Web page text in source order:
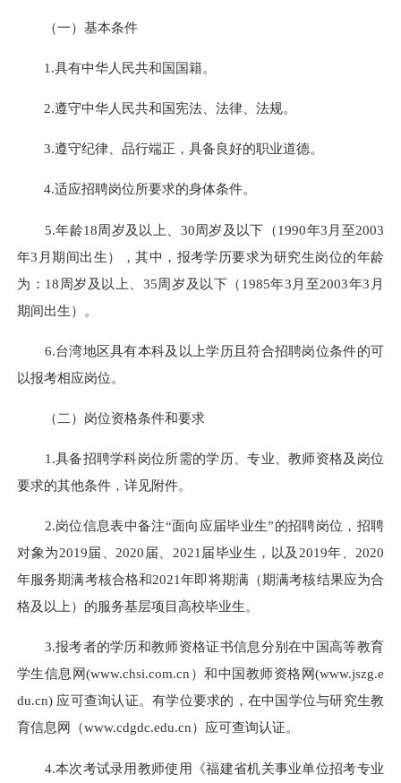
（一）基本条件
1.具有中华人民共和国国籍。
2.遵守中华人民共和国宪法、法律、法规。
3.遵守纪律、品行端正，具备良好的职业道德。
4.适应招聘岗位所要求的身体条件。
5.年龄18周岁及以上、30周岁及以下（1990年3月至2003
年3月期间出生），其中，报考学历要求为研究生岗位的年龄
为：18周岁及以上、35周岁及以下（1985年3月至2003年3月
期间出生）。
6.台湾地区具有本科及以上学历且符合招聘岗位条件的可
以报考相应岗位。
（二）岗位资格条件和要求
1.具备招聘学科岗位所需的学历、专业、教师资格及岗位
要求的其他条件，详见附件。
2.岗位信息表中备注“面向应届毕业生”的招聘岗位，招聘
对象为2019届、2020届、2021届毕业生，以及2019年、2020
年服务期满考核合格和2021年即将期满（期满考核结果应为合
格及以上）的服务基层项目高校毕业生。
3.报考者的学历和教师资格证书信息分别在中国高等教育
学生信息网(www.chsi.com.cn）和中国教师资格网(www.jszg.e
du.cn) 应可查询认证。有学位要求的，在中国学位与研究生教
育信息网（www.cdgdc.edu.cn）应可查询认证。
4.本次考试录用教师使用《福建省机关事业单位招考专业